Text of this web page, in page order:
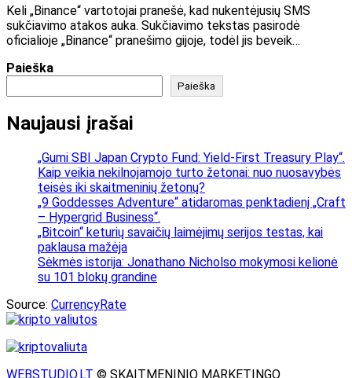
Keli „Binance“ vartotojai pranešė, kad nukentėjusių SMS
sukčiavimo atakos auka. Sukčiavimo tekstas pasirodė
oficialioje „Binance“ pranešimo gijoje, todėl jis beveik…
Paieška
Paieška
Naujausi įrašai
„Gumi SBI Japan Crypto Fund: Yield-First Treasury Play“.
Kaip veikia nekilnojamojo turto žetonai: nuo nuosavybės
teisės iki skaitmeninių žetonų?
„9 Goddesses Adventure“ atidaromas penktadienį „Craft
– Hypergrid Business“.
„Bitcoin“ keturių savaičių laimėjimų serijos testas, kai
paklausa mažėja
Sėkmės istorija: Jonathano Nicholso mokymosi kelionė
su 101 blokų grandine
Source: CurrencyRate
WEBSTUDIO.LT © SKAITMENINIO MARKETINGO